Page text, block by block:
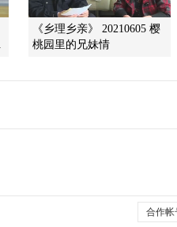
《乡理乡亲》 20210605 樱
桃园里的兄妹情